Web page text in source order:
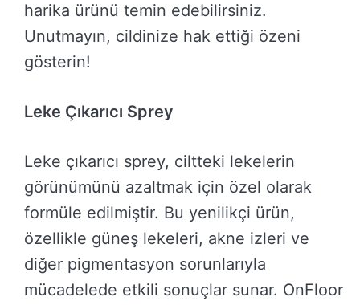
harika ürünü temin edebilirsiniz.
Unutmayın, cildinize hak ettiği özeni
gösterin!
Leke Çıkarıcı Sprey
Leke çıkarıcı sprey, ciltteki lekelerin
görünümünü azaltmak için özel olarak
formüle edilmiştir. Bu yenilikçi ürün,
özellikle güneş lekeleri, akne izleri ve
diğer pigmentasyon sorunlarıyla
mücadelede etkili sonuçlar sunar. OnFloor